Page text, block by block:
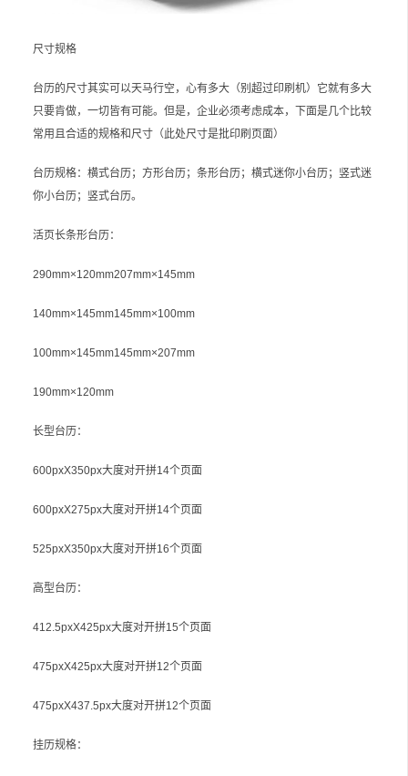
尺寸规格
台历的尺寸其实可以天马行空，心有多大（别超过印刷机）它就有多大
只要肯做，一切皆有可能。但是，企业必须考虑成本，下面是几个比较
常用且合适的规格和尺寸（此处尺寸是批印刷页面）
台历规格：横式台历；方形台历；条形台历；横式迷你小台历；竖式迷
你小台历；竖式台历。
活页长条形台历：
290mm×120mm207mm×145mm
140mm×145mm145mm×100mm
100mm×145mm145mm×207mm
190mm×120mm
长型台历：
600pxX350px大度对开拼14个页面
600pxX275px大度对开拼14个页面
525pxX350px大度对开拼16个页面
高型台历：
412.5pxX425px大度对开拼15个页面
475pxX425px大度对开拼12个页面
475pxX437.5px大度对开拼12个页面
挂历规格：